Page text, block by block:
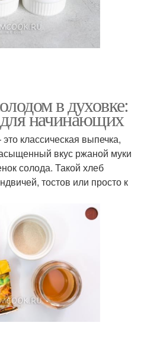
в духовке:
начинающих
классическая выпечка,
вкус ржаной муки
солода. Такой хлеб
тостов или просто к